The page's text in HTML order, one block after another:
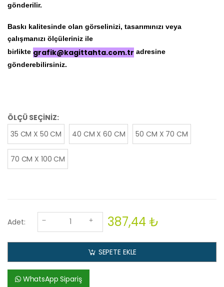
gönderilir.
Baskı kalitesinde olan görselinizi, tasarımınızı veya
çalışmanızı ölçüleriniz ile
birlikte grafik@kagittahta.com.tr adresine
gönderebilirsiniz.
ÖLÇÜ SEÇİNİZ:
35 CM X 50 CM
40 CM X 60 CM 50 CM X 70 CM
70 CM X 100 CM
Adet: 387,44 ₺
SEPETE EKLE
WhatsApp Sipariş